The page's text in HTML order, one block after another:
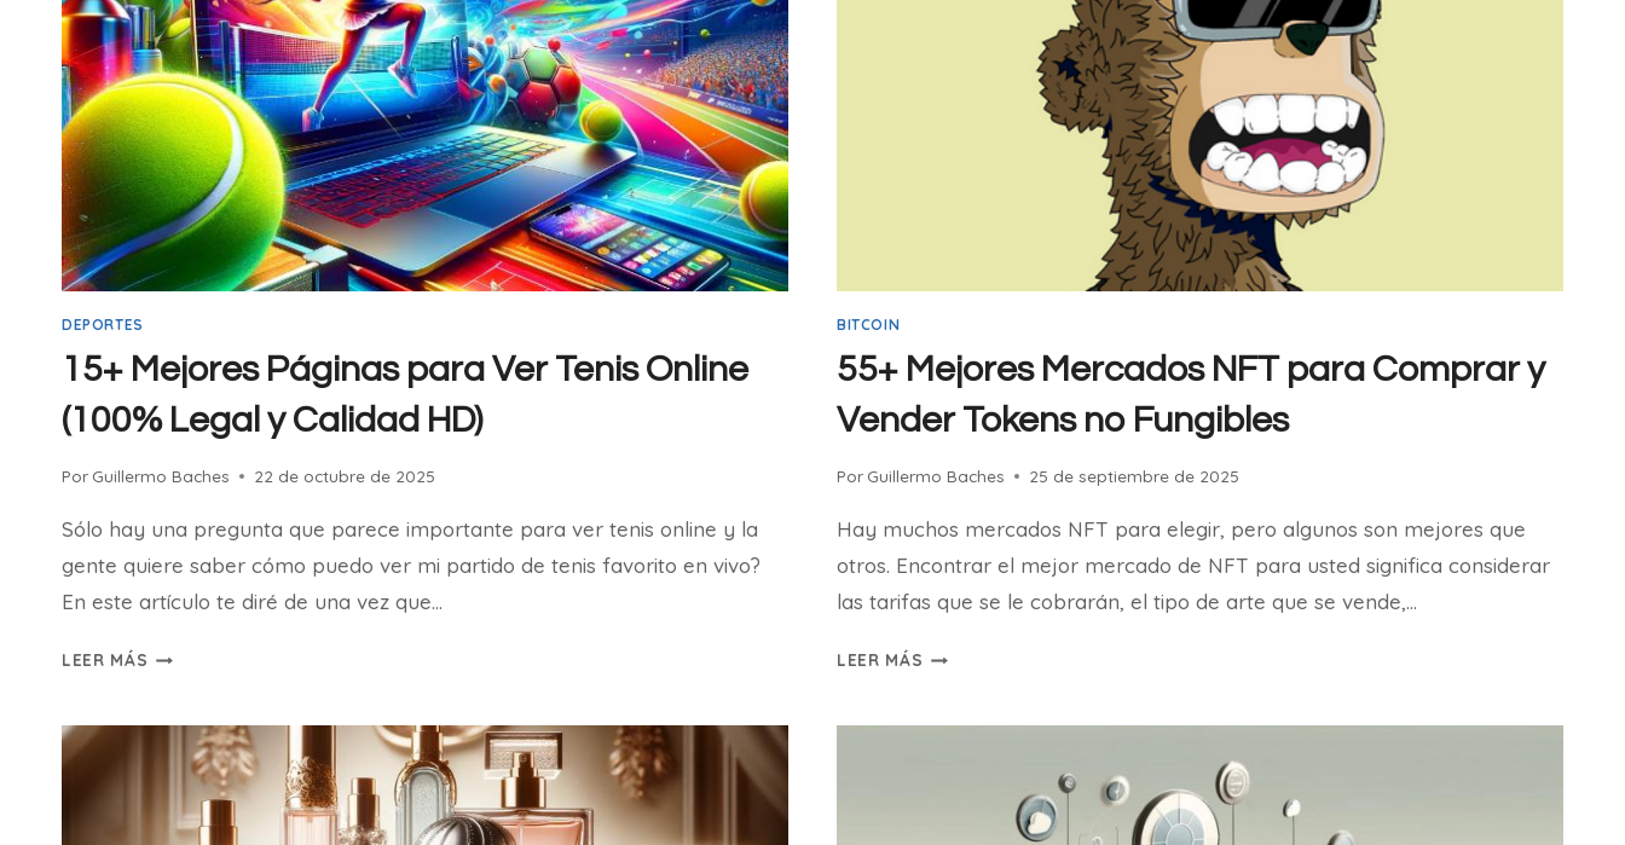
DEPORTES
15+ Mejores Páginas para Ver Tenis Online
(100% Legal y Calidad HD)
Por Guillermo Baches 22 de octubre de 2025
Sólo hay una pregunta que parece importante para ver tenis online y la
gente quiere saber cómo puedo ver mi partido de tenis favorito en vivo?
En este artículo te diré de una vez que…
LEER MÁS 15+
ONLINE
BITCOIN
55+ Mejores Mercados NFT para Comprar y
Vender Tokens no Fungibles
Por Guillermo Baches 25 de septiembre de 2025
Hay muchos mercados NFT para elegir, pero algunos son mejores que
otros. Encontrar el mejor mercado de NFT para usted significa considerar
las tarifas que se le cobrarán, el tipo de arte que se vende,…
LEER MÁS 55+